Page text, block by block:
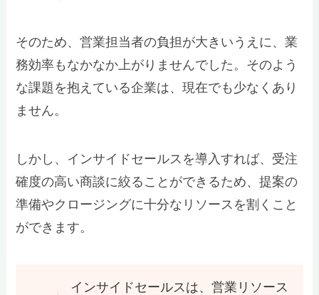
そのため、営業担当者の負担が大きいうえに、業
務効率もなかなか上がりませんでした。そのよう
な課題を抱えている企業は、現在でも少なくあり
ません。
しかし、インサイドセールスを導入すれば、受注
確度の高い商談に絞ることができるため、提案の
準備やクロージングに十分なリソースを割くこと
ができます。
インサイドセールスは、営業リソース